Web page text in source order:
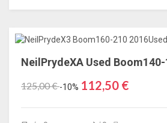
NeilPrydeXA Used
125,00 €-10% 112,50 €